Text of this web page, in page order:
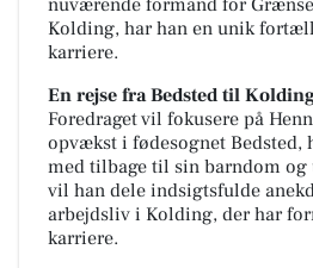
nuværende formand for
Kolding, har han en unik
karriere.
En rejse fra Bedsted til
Foredraget vil fokusere på
opvækst i fødesognet Bedsted,
med tilbage til sin barndom og
vil han dele indsigtsfulde
arbejdsliv i Kolding, der har
karriere.